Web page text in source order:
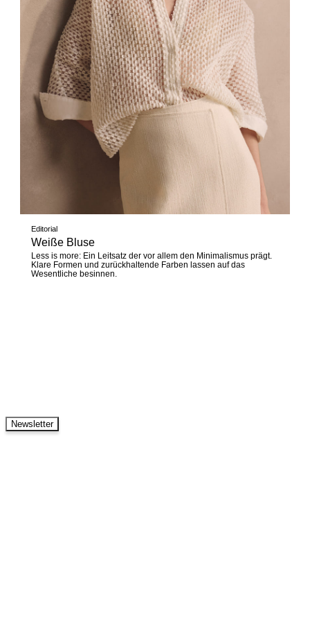
Editorial
Weiße Bluse
Less is more: Ein Leitsatz der vor allem den Minimalismus prägt.
Klare Formen und zurückhaltende Farben lassen auf das
Wesentliche besinnen.
Newsletter